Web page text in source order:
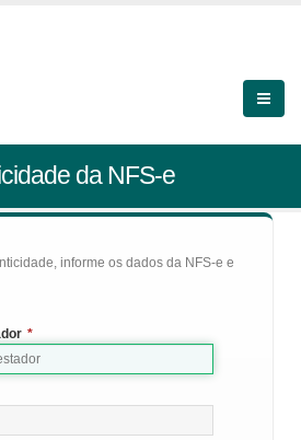
da NFS-e
informe os dados da NFS-e e
*